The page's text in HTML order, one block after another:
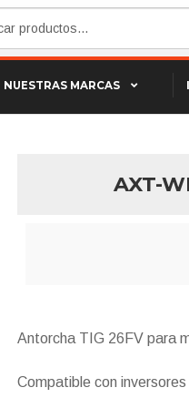
NUESTRAS MARCAS
AXT-
Antorcha TIG 26FV para
Compatible con